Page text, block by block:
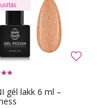
gél lakk 6 ml –